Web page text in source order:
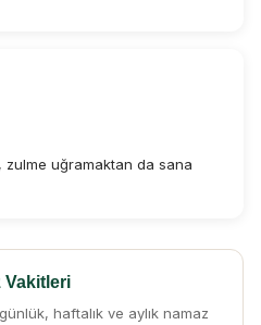
zulme uğramaktan da sana
Vakitleri
haftalık ve aylık namaz